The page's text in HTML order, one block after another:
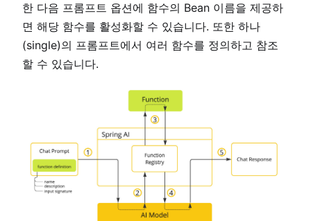
한 다음 프롬프트 옵션에 함수의 Bean 이름을 제공하
면 해당 함수를 활성화할 수 있습니다. 또한 하나
(single)의 프롬프트에서 여러 함수를 정의하고 참조
할 수 있습니다.